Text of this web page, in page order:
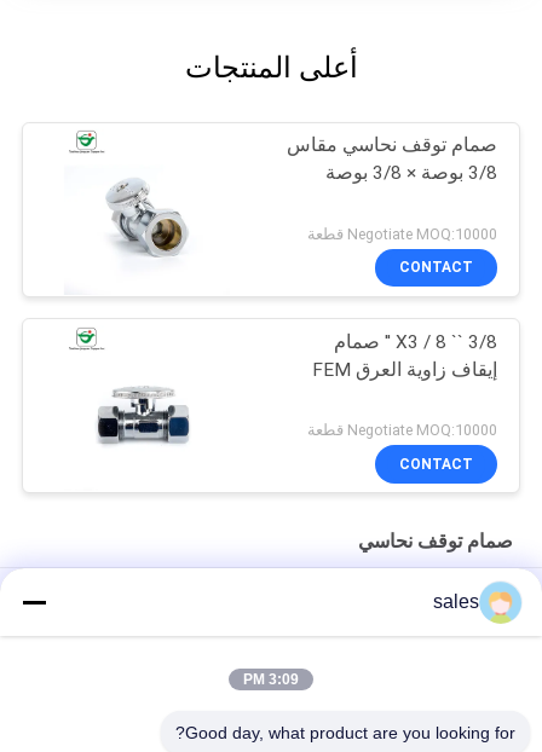
أعلى المنتجات
صمام توقف نحاسي مقاس
3/8 بوصة × 3/8 بوصة
Negotiate MOQ:10000 قطعة
CONTACT
3/8 `` X3 / 8 '' صمام
إيقاف زاوية العرق FEM
Negotiate MOQ:10000 قطعة
CONTACT
صمام توقف نحاسي
النحاس الأصفر OD
sales
3:09 PM
Good day, what product are you looking for?